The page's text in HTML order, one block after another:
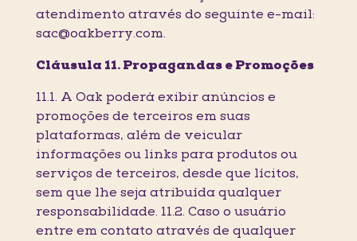
atendimento através do seguinte e-mail:
sac@oakberry.com.
Cláusula 11. Propagandas e Promoções
11.1. A Oak poderá exibir anúncios e
promoções de terceiros em suas
plataformas, além de veicular
informações ou links para produtos ou
serviços de terceiros, desde que lícitos,
sem que lhe seja atribuída qualquer
responsabilidade. 11.2. Caso o usuário
entre em contato através de qualquer